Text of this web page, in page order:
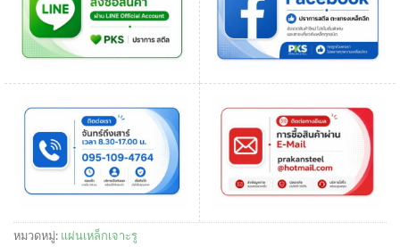
หมวดหมู่: แผ่นเหล็กเจาะรู